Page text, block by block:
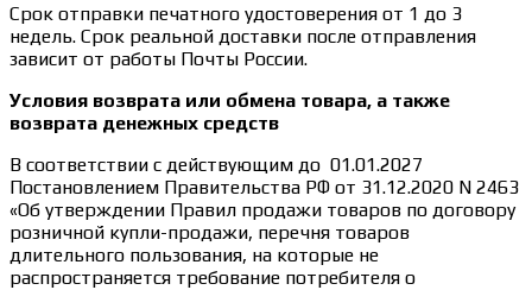
Срок отправки печатного удостоверения от 1 до 3
недель. Срок реальной доставки после отправления
зависит от работы Почты России.
Условия возврата или обмена товара, а также
возврата денежных средств
В соответствии с действующим до 01.01.2027
Постановлением Правительства РФ от 31.12.2020 N 2463
«Об утверждении Правил продажи товаров по договору
розничной купли-продажи, перечня товаров
длительного пользования, на которые не
распространяется требование потребителя о